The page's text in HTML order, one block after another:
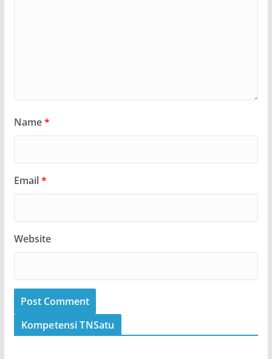
Name*
Email*
Website
Kompetensi TNSatu